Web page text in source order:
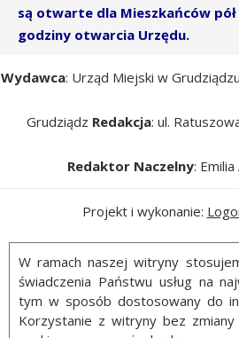
są otwarte dla Mieszkańców
godziny otwarcia Urzędu.
Wydawca: Urząd Miejski w
Grudziądz Redakcja: ul.
Redaktor Naczelny:
Projekt i wykonanie:
W ramach naszej witryny
świadczenia Państwu usług na
tym w sposób dostosowany do
Korzystanie z witryny bez zmiany